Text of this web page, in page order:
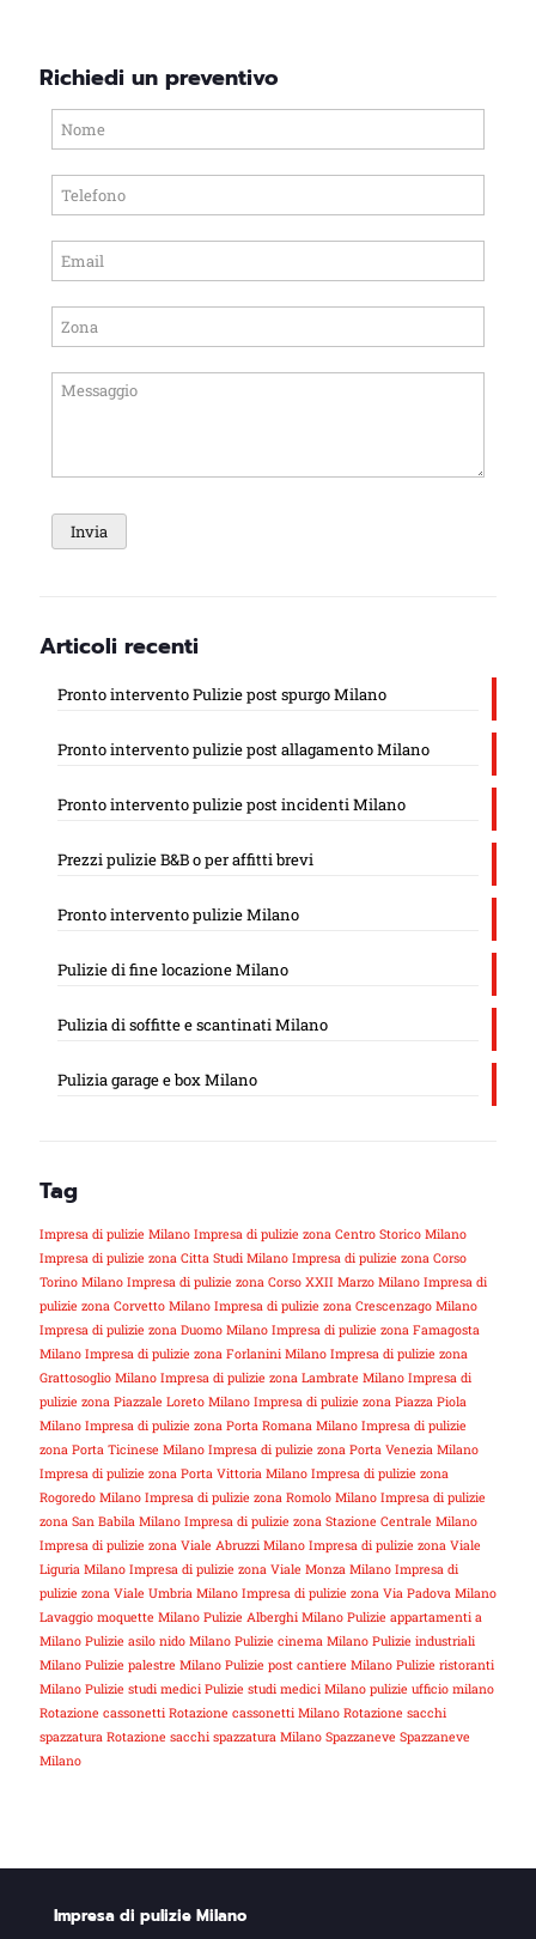
Richiedi un preventivo
Articoli recenti
Pronto intervento Pulizie post spurgo Milano
Pronto intervento pulizie post allagamento Milano
Pronto intervento pulizie post incidenti Milano
Prezzi pulizie B&B o per affitti brevi
Pronto intervento pulizie Milano
Pulizie di fine locazione Milano
Pulizia di soffitte e scantinati Milano
Pulizia garage e box Milano
Tag
Impresa di pulizie Milano Impresa di pulizie zona Centro Storico Milano
Impresa di pulizie zona Citta Studi Milano Impresa di pulizie zona Corso
Torino Milano Impresa di pulizie zona Corso XXII Marzo Milano Impresa di
pulizie zona Corvetto Milano Impresa di pulizie zona Crescenzago Milano
Impresa di pulizie zona Duomo Milano Impresa di pulizie zona Famagosta
Milano Impresa di pulizie zona Forlanini Milano Impresa di pulizie zona
Grattosoglio Milano Impresa di pulizie zona Lambrate Milano Impresa di
pulizie zona Piazzale Loreto Milano Impresa di pulizie zona Piazza Piola
Milano Impresa di pulizie zona Porta Romana Milano Impresa di pulizie
zona Porta Ticinese Milano Impresa di pulizie zona Porta Venezia Milano
Impresa di pulizie zona Porta Vittoria Milano Impresa di pulizie zona
Rogoredo Milano Impresa di pulizie zona Romolo Milano Impresa di pulizie
zona San Babila Milano Impresa di pulizie zona Stazione Centrale Milano
Impresa di pulizie zona Viale Abruzzi Milano Impresa di pulizie zona Viale
Liguria Milano Impresa di pulizie zona Viale Monza Milano Impresa di
pulizie zona Viale Umbria Milano Impresa di pulizie zona Via Padova Milano
Lavaggio moquette Milano Pulizie Alberghi Milano Pulizie appartamenti a
Milano Pulizie asilo nido Milano Pulizie cinema Milano Pulizie industriali
Milano Pulizie palestre Milano Pulizie post cantiere Milano Pulizie ristoranti
Milano Pulizie studi medici Pulizie studi medici Milano pulizie ufficio milano
Rotazione cassonetti Rotazione cassonetti Milano Rotazione sacchi
spazzatura Rotazione sacchi spazzatura Milano Spazzaneve Spazzaneve
Milano
Impresa di pulizie Milano